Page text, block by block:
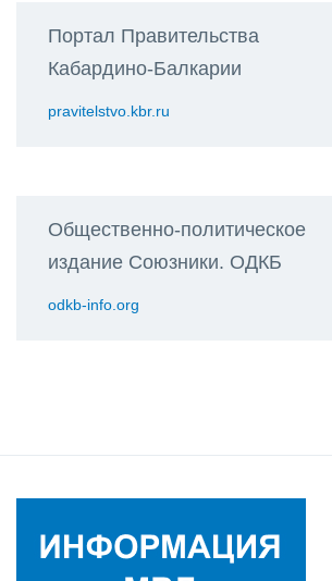
Портал Правительства
Кабардино-Балкарии
pravitelstvo.kbr.ru
Общественно-политическое
издание Союзники. ОДКБ
odkb-info.org